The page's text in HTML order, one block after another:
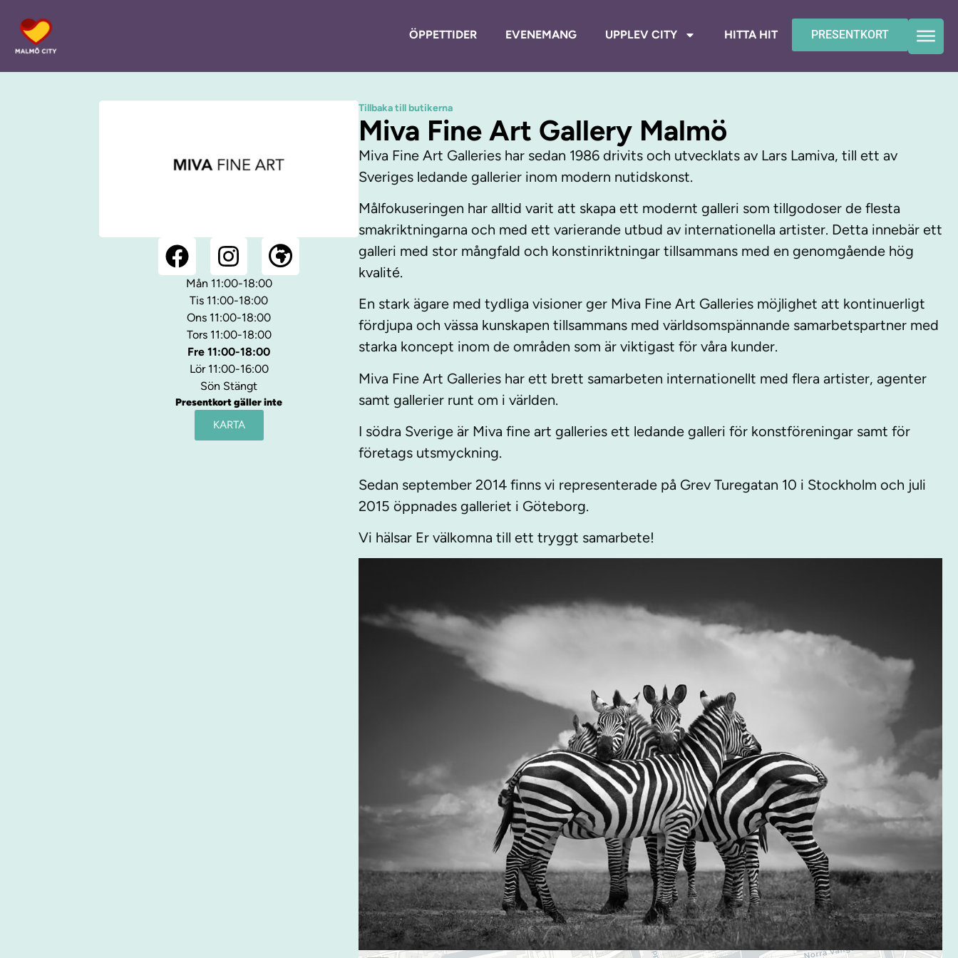
PRESENTKORT
ÖPPETTIDER EVENEMANG UPPLEV CITY HITTA HIT
Tillbaka till butikerna
Miva Fine Art Gallery Malmö
Miva Fine Art Galleries har sedan 1986 drivits och utvecklats av Lars Lamiva, till ett av
Sveriges ledande gallerier inom modern nutidskonst.
Målfokuseringen har alltid varit att skapa ett modernt galleri som tillgodoser de flesta
smakriktningarna och med ett varierande utbud av internationella artister. Detta innebär ett
galleri med stor mångfald och konstinriktningar tillsammans med en genomgående hög
kvalité.
En stark ägare med tydliga visioner ger Miva Fine Art Galleries möjlighet att kontinuerligt
fördjupa och vässa kunskapen tillsammans med världsomspännande samarbetspartner med
starka koncept inom de områden som är viktigast för våra kunder.
Miva Fine Art Galleries har ett brett samarbeten internationellt med flera artister, agenter
samt gallerier runt om i världen.
I södra Sverige är Miva fine art galleries ett ledande galleri för konstföreningar samt för
företags utsmyckning.
Sedan september 2014 finns vi representerade på Grev Turegatan 10 i Stockholm och juli
2015 öppnades galleriet i Göteborg.
Vi hälsar Er välkomna till ett tryggt samarbete!
Mån 11:00-18:00
Tis 11:00-18:00
Ons 11:00-18:00
Tors 11:00-18:00
Fre 11:00-18:00
Lör 11:00-16:00
Sön Stängt
Presentkort gäller inte
KARTA